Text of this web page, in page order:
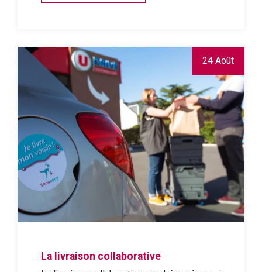
24 Août
La livraison collaborative